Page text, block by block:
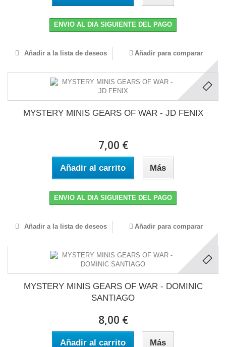
ENVIO AL DIA SIGUIENTE DEL PAGO
Añadir a la lista de deseos Añadir para comparar
MYSTERY MINIS GEARS OF WAR - JD FENIX
7,00 €
Añadir al carrito Más
ENVIO AL DIA SIGUIENTE DEL PAGO
Añadir a la lista de deseos Añadir para comparar
MYSTERY MINIS GEARS OF WAR - DOMINIC
SANTIAGO
8,00 €
Añadir al carrito Más